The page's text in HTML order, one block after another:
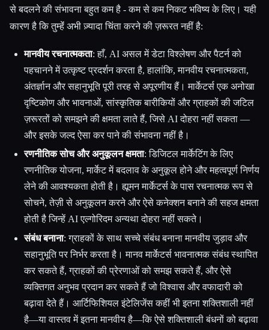
से बदलने की संभावना बहुत कम है - कम से कम निकट भविष्य के लिए। यही
कारण है कि तुम्हेंं अभी ज़्यादा चिंता करने की ज़रूरत नहीं है:
मानवीय रचनात्मकता: हाँ, AI असल में डेटा विश्लेषण और पैटर्न को
पहचानने में उत्कृष्ट प्रदर्शन करता है, हालांकि, मानवीय रचनात्मकता,
अंतर्ज्ञान और सहानुभूति पूरी तरह से अपूरणीय हैं। मार्केटर्स एक अनोखा
दृष्टिकोण और भावनाओं, सांस्कृतिक बारीकियों और ग्राहकों की जटिल
ज़रूरतों को समझने की क्षमता लाते हैं, जिसे AI दोहरा नहीं सकता —
और इसके जल्द ऐसा कर पाने की संभावना नहीं है।
रणनीतिक सोच और अनुकूलन क्षमता: डिजिटल मार्केटिंग के लिए
रणनीतिक योजना, मार्केट में बदलाव के अनुकूल होने और महत्वपूर्ण निर्णय
लेने की आवश्यकता होती है। ह्यूमन मार्केटर्स के पास रचनात्मक रूप से
सोचने, तेज़ी से अनुकूलन करने और ऐसे कनेक्शन बनाने की सहज क्षमता
होती है जिन्हें AI एल्गोरिदम अन्यथा दोहरा नहीं सकते।
संबंध बनाना: ग्राहकों के साथ सच्चे संबंध बनाना मानवीय जुड़ाव और
सहानुभूति पर निर्भर करता है। मानव मार्केटर्स भावनात्मक संबंध स्थापित
कर सकते हैं, ग्राहकों की प्रेरणाओं को समझ सकते हैं, और ऐसे
व्यक्तिगत अनुभव प्रदान कर सकते हैं जो विश्वास और वफादारी को
बढ़ावा देते हैं। आर्टिफिशियल इंटेलिजेंस कहीं भी इतना शक्तिशाली नहीं
है—या वास्तव में इतना मानवीय है—कि ऐसे शक्तिशाली बंधनों को बढ़ावा